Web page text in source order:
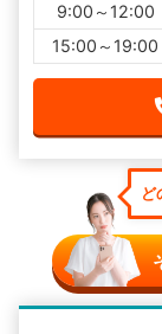
9:00～12:00
15:00～19:00
ど